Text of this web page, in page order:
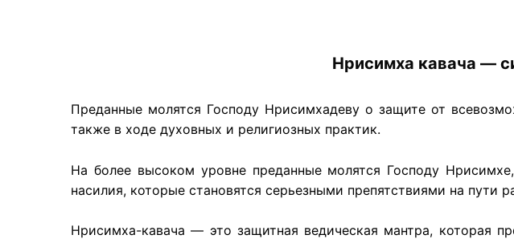
Нрисимха кавача —
Преданные молятся Господу Нрисимхадеву о защите от
также в ходе духовных и религиозных практик.
На более высоком уровне преданные молятся Господу
насилия, которые становятся серьезными препятствиями на пути
Нрисимха-кавача — это защитная ведическая мантра, которая